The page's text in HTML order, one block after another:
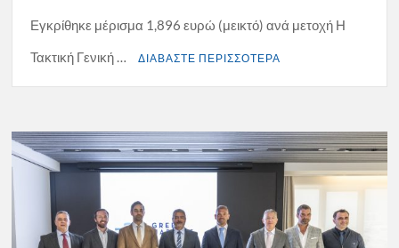
Εγκρίθηκε μέρισμα 1,896 ευρώ (μεικτό) ανά μετοχή Η
Τακτική Γενική …
ΔΙΑΒΑΣΤΕ ΠΕΡΙΣΣΟΤΕΡΑ